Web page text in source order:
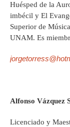
Huésped de la
imbécil y El
Superior de
UNAM. Es
Alfonso Vázquez
Licenciado y